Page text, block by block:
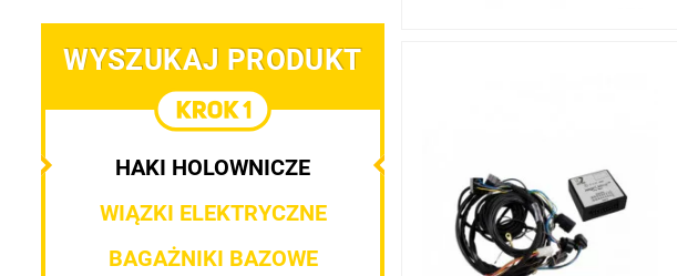
WYSZUKAJ PRODUKT
HAKI HOLOWNICZE
WIĄZKI ELEKTRYCZNE
BAGAŻNIKI BAZOWE